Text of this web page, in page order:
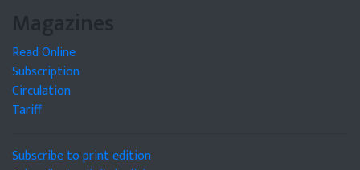
Magazines
Read Online
Subscription
Circulation
Tariff
Subscribe to print edition